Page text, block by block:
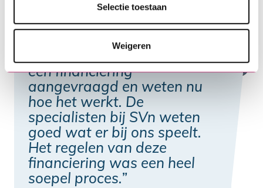
Selectie toestaan
Weigeren
"We hebben al eens eerder
een financiering
aangevraagd en weten nu
hoe het werkt. De
specialisten bij SVn weten
goed wat er bij ons speelt.
Het regelen van deze
financiering was een heel
soepel proces.”